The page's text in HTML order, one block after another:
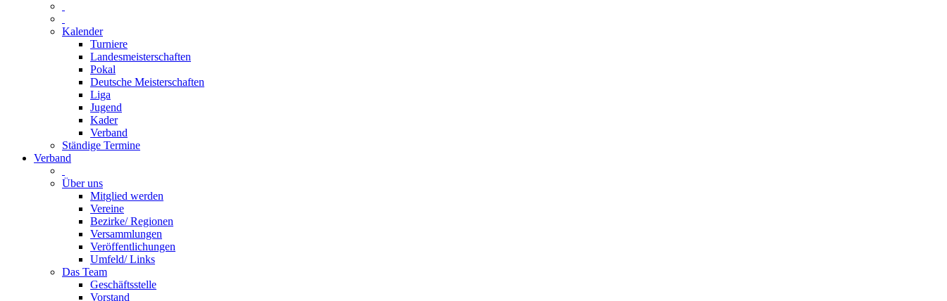
Kalender
Turniere
Landesmeisterschaften
Pokal
Deutsche Meisterschaften
Liga
Jugend
Kader
Verband
Ständige Termine
Verband
Über uns
Mitglied werden
Vereine
Bezirke/ Regionen
Versammlungen
Veröffentlichungen
Umfeld/ Links
Das Team
Geschäftsstelle
Vorstand